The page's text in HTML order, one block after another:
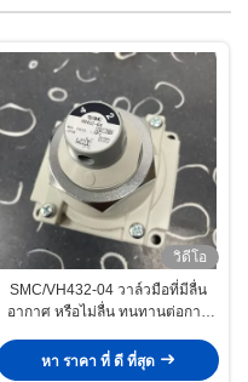
วิดีโอ
SMC/VH432-04 วาล์วมือที่มีลื่น
อากาศ หรือไม่ลื่น ทนทานต่อการ
อ่อน
หา ราคา ที่ ดี ที่สุด